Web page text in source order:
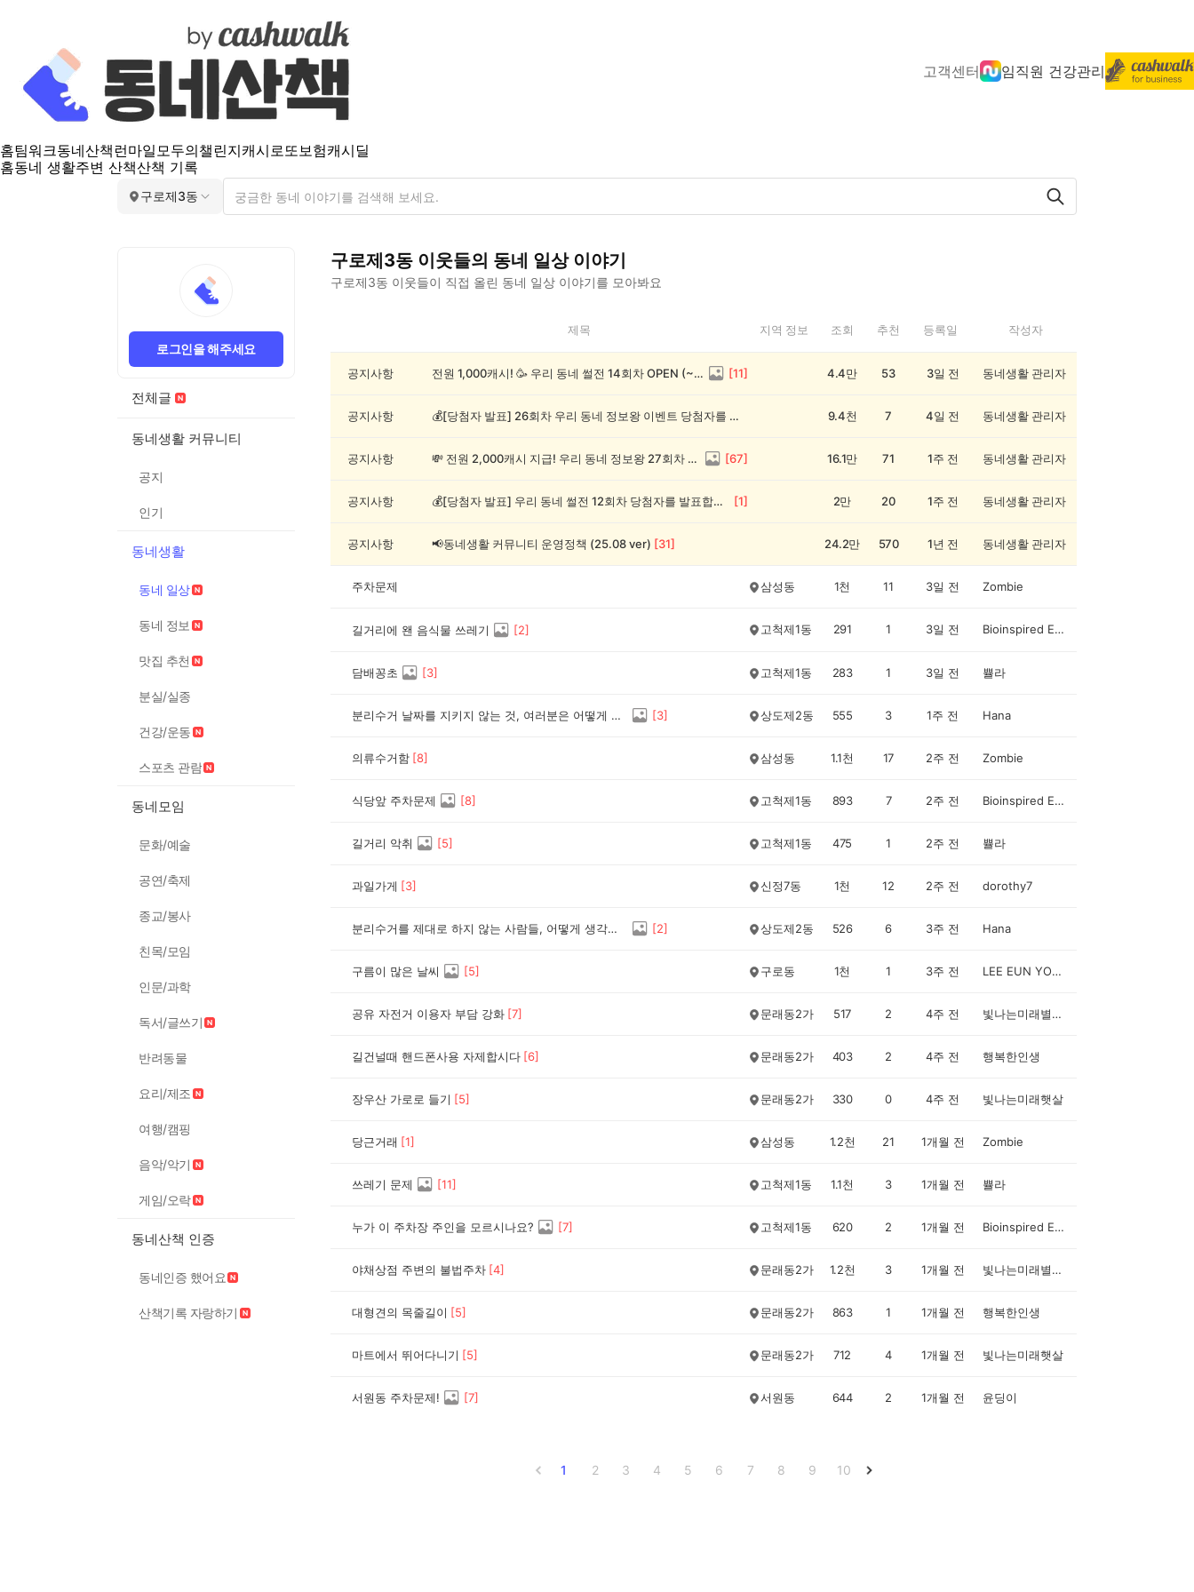
고객센터 임직원 건강관리
홈팀워크동네산책 런마일모두의챌린지캐시로또보험캐시딜
홈동네 생활주변 산책산책 기록
구로제3동
로그인을 해주세요
전체글
동네생활 커뮤니티
공지
인기
동네생활
동네 일상
동네 정보
맛집 추천
분실/실종
건강/운동
스포츠 관람
동네모임
문화/예술
공연/축제
종교/봉사
친목/모임
인문/과학
독서/글쓰기
반려동물
요리/제조
여행/캠핑
음악/악기
게임/오락
동네산책 인증
동네인증 했어요
산책기록 자랑하기
구로제3동 이웃들의 동네 일상이야기
구로제3동 이웃들이 직접 올린 동네 일상 이야기를 모아봐요
제
제목 지역 정보 조회 추천 등록일 작성자
공지사항 전원 1,000캐시! 🥳 우리 동네 썰전 14회차 OPEN (~8/17) [11] 4.4만 53 3일 전 동네생활 관리자
공지사항 💰[당첨자 발표] 26회차 우리 동네 정보왕 이벤트 당첨자를 발표합니다! 9.4천 7 4일 전 동네생활 관리자
공지사항 💸 전원 2,000캐시 지급! 우리 동네 정보왕 27회차 (~8/10) [67] 16.1만 71 1주 전 동네생활 관리자
공지사항 💰[당첨자 발표] 우리 동네 썰전 12회차 당첨자를 발표합니다! [1] 2만 20 1주 전 동네생활 관리자
공지사항 📢동네생활 커뮤니티 운영정책 (25.08 ver) [31] 24.2만 570 1년 전 동네생활 관리자
주차문제 삼성동 1천 11 3일 전 Zombie
길거리에 왠 음식물 쓰레기 [2] 고척제1동 291 1 3일 전 Bioinspired Engineer
담배꽁초 [3] 고척제1동 283 1 3일 전 쁄라
분리수거 날짜를 지키지 않는 것, 여러분은 어떻게 생각하시나요? [3] 상도제2동 555 3 1주 전 Hana
의류수거함 [8] 삼성동 1.1천 17 2주 전 Zombie
식당앞 주차문제 [8] 고척제1동 893 7 2주 전 Bioinspired Engineer
길거리 악취 [5] 고척제1동 475 1 2주 전 쁄라
과일가게 [3] 신정7동 1천 12 2주 전 dorothy7
분리수거를 제대로 하지 않는 사람들, 어떻게 생각하세요? [2] 상도제2동 526 6 3주 전 Hana
구름이 많은 날씨 [5] 구로동 1천 1 3주 전 LEE EUN YOUNG
공유 자전거 이용자 부담 강화 [7] 문래동2가 517 2 4주 전 빛나는미래별현자
길건널때 핸드폰사용 자제합시다 [6] 문래동2가 403 2 4주 전 행복한인생
장우산 가로로 들기 [5] 문래동2가 330 0 4주 전 빛나는미래햇살
당근거래 [1] 삼성동 1.2천 21 1개월 전 Zombie
쓰레기 문제 [11] 고척제1동 1.1천 3 1개월 전 쁄라
누가 이 주차장 주인을 모르시나요? [7] 고척제1동 620 2 1개월 전 Bioinspired Engineer
야채상점 주변의 불법주차 [4] 문래동2가 1.2천 3 1개월 전 빛나는미래별현자
대형견의 목줄길이 [5] 문래동2가 863 1 1개월 전 행복한인생
마트에서 뛰어다니기 [5] 문래동2가 712 4 1개월 전 빛나는미래햇살
서원동 주차문제! [7] 서원동 644 2 1개월 전 윤딩이
1 2 3 4 5 6 7 8 9 10